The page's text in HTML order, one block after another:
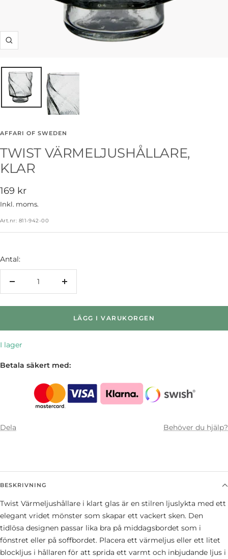
Zooma
AFFARI OF SWEDEN
TWIST VÄRMELJUSHÅLLARE,
KLAR
Rea-
pris
169 kr
Inkl. moms.
Art.nr: 811-942-00
Antal:
Öka
LÄGG I VARUKORGEN
I lager
Betala säkert med:
Dela Behöver du hjälp?
BESKRIVNING
Twist Värmeljushållare i klart glas är en stilren ljuslykta med ett
elegant vridet mönster som skapar ett vackert sken. Den
tidlösa designen passar lika bra på middagsbordet som i
fönstret eller på soffbordet. Placera ett värmeljus eller ett litet
blockljus i hållaren för att sprida ett varmt och inbjudande ljus i